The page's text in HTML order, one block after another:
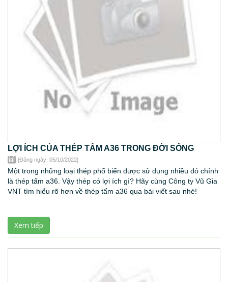
LỢI ÍCH CỦA THÉP TẤM A36 TRONG ĐỜI SỐNG
[Đăng ngày: 05/10/2022]
Một trong những loại thép phổ biến được sử dụng nhiều đó chính
là thép tấm a36. Vậy thép có lợi ích gì? Hãy cùng Công ty Vũ Gia
VNT tìm hiểu rõ hơn về thép tấm a36 qua bài viết sau nhé!
Xem tiếp